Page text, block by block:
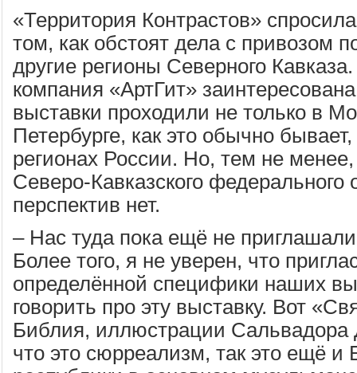
«Территория Контрастов»
том, как обстоят дела с привозом
другие регионы Северного
компания «АртГит»
выставки проходили не только в
Петербурге, как это обычно
регионах России. Но, тем не менее,
Северо-Кавказского федерального
перспектив нет.
– Нас туда пока ещё не
Более того, я не уверен, что
определённой специфики наших
говорить про эту выставку. Вот
Библия, иллюстрации Сальвадора
что это сюрреализм, так это ещё и